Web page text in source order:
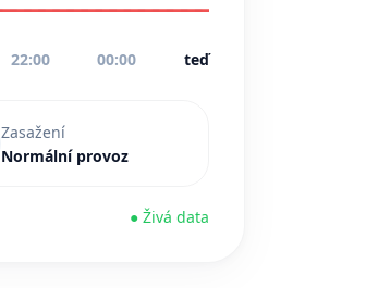
22:00 00:00 teď
Zasažení
Normální provoz
● Živá data